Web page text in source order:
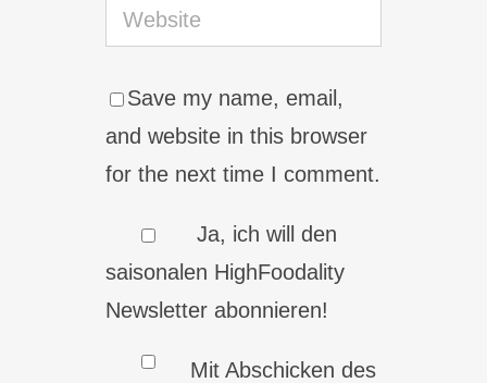
Save my name, email,
and website in this browser
for the next time I comment.
Ja, ich will den
saisonalen HighFoodality
Newsletter abonnieren!
Mit Abschicken des